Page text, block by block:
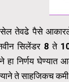
तेवढे पैसे
सिलेंडर 8 ते
हा निर्णय
ते साहजिकच